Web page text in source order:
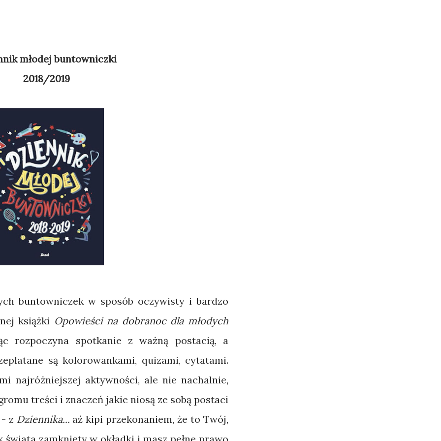
młodej buntowniczki
2018/2019
buntowniczek w sposób oczywisty i bardzo
książki Opowieści na dobranoc dla młodych
rozpoczyna spotkanie z ważną postacią, a
są kolorowankami, quizami, cytatami.
najróżniejszej aktywności, ale nie nachalnie,
treści i znaczeń jakie niosą ze sobą postaci
z Dziennika... aż kipi przekonaniem, że to Twój,